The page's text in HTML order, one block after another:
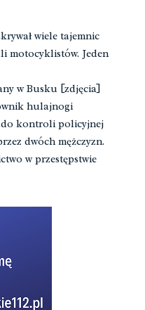
wiele tajemnic
motocyklistów. Jeden
w Busku [zdjęcia]
hulajnogi
do kontroli policyjnej
dwóch mężczyzn.
w przestępstwie